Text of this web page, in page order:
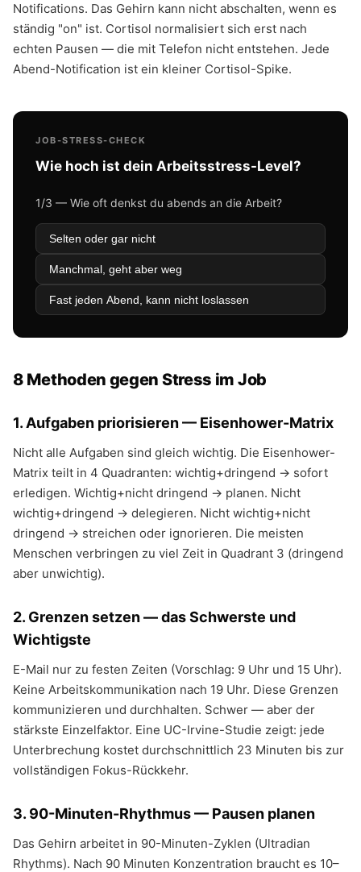
Notifications. Das Gehirn kann nicht abschalten, wenn es
ständig "on" ist. Cortisol normalisiert sich erst nach
echten Pausen — die mit Telefon nicht entstehen. Jede
Abend-Notification ist ein kleiner Cortisol-Spike.
JOB-STRESS-CHECK
Wie hoch ist dein Arbeitsstress-Level?
1/3 — Wie oft denkst du abends an die Arbeit?
Selten oder gar nicht
Manchmal, geht aber weg
Fast jeden Abend, kann nicht loslassen
8 Methoden gegen Stress im Job
1. Aufgaben priorisieren — Eisenhower-Matrix
Nicht alle Aufgaben sind gleich wichtig. Die Eisenhower-
Matrix teilt in 4 Quadranten: wichtig+dringend → sofort
erledigen. Wichtig+nicht dringend → planen. Nicht
wichtig+dringend → delegieren. Nicht wichtig+nicht
dringend → streichen oder ignorieren. Die meisten
Menschen verbringen zu viel Zeit in Quadrant 3 (dringend
aber unwichtig).
2. Grenzen setzen — das Schwerste und
Wichtigste
E-Mail nur zu festen Zeiten (Vorschlag: 9 Uhr und 15 Uhr).
Keine Arbeitskommunikation nach 19 Uhr. Diese Grenzen
kommunizieren und durchhalten. Schwer — aber der
stärkste Einzelfaktor. Eine UC-Irvine-Studie zeigt: jede
Unterbrechung kostet durchschnittlich 23 Minuten bis zur
vollständigen Fokus-Rückkehr.
3. 90-Minuten-Rhythmus — Pausen planen
Das Gehirn arbeitet in 90-Minuten-Zyklen (Ultradian
Rhythms). Nach 90 Minuten Konzentration braucht es 10–